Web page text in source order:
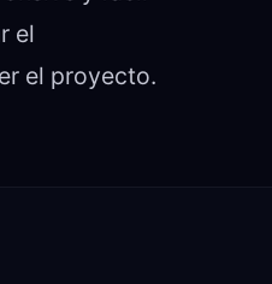
el
el proyecto.